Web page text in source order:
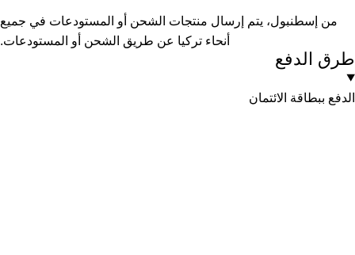
من إسطنبول، يتم إرسال منتجات الشحن أو المستودعات في جميع
أنحاء تركيا عن طريق الشحن أو المستودعات.
طرق الدفع
الدفع ببطاقة الائتمان